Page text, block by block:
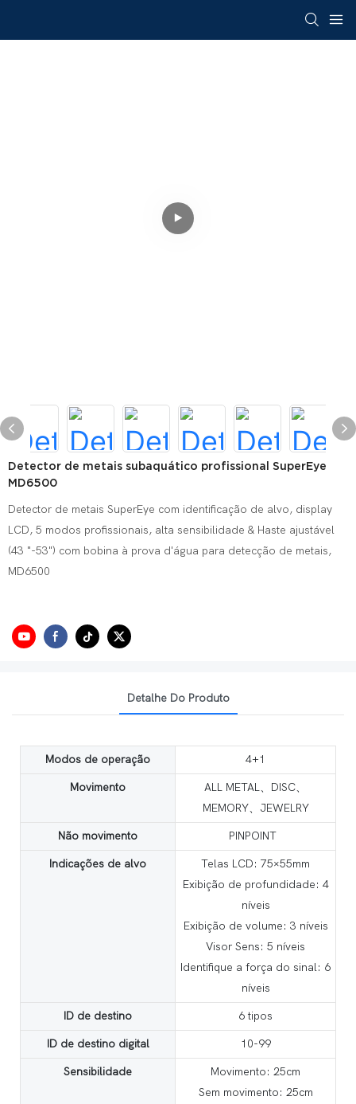
Detector de metais subaquático profissional SuperEye
MD6500
Detector de metais SuperEye com identificação de alvo, display
LCD, 5 modos profissionais, alta sensibilidade & Haste ajustável
(43 "-53") com bobina à prova d'água para detecção de metais,
MD6500
Detalhe Do Produto
Modos de operação 4+1
Movimento
ALL METAL、DISC、
MEMORY、JEWELRY
Não movimento PINPOINT
Indicações de alvo
Telas LCD: 75×55mm
Exibição de profundidade: 4
níveis
Exibição de volume: 3 níveis
Visor Sens: 5 níveis
Identifique a força do sinal: 6
níveis
ID de destino 6 tipos
ID de destino digital 10-99
Sensibilidade
Movimento: 25cm
Sem movimento: 25cm